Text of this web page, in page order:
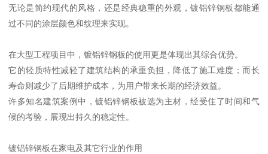
无论是简约现代的风格，还是经典稳重的外观，镀铝锌钢板都能通
过不同的涂层颜色和纹理来实现。
在大型工程项目中，镀铝锌钢板的使用更是体现出其综合优势。
它的轻质特性减轻了建筑结构的承重负担，降低了施工难度；而长
寿命则减少了后期维护成本，为用户带来长期的经济效益。
许多知名建筑案例中，镀铝锌钢板被选为主材，经受住了时间和气
候的考验，展现出持久的稳定性。
镀铝锌钢板在家电及其它行业的作用